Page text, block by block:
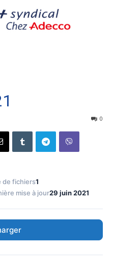
0
de fichiers1
mise à jour29 juin 2021